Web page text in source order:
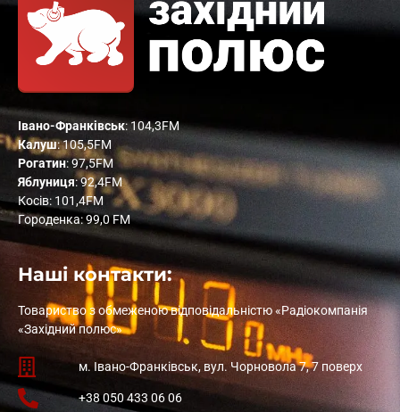
Івано-Франківськ: 104,3FM
Калуш: 105,5FM
Рогатин: 97,5FM
Яблуниця: 92,4FM
Косів: 101,4FM
Городенка: 99,0 FM
Наші контакти:
Товариство з обмеженою відповідальністю «Радіокомпанія
«Західний полюс»
м. Івано-Франківськ, вул. Чорновола 7, 7 поверх
+38 050 433 06 06